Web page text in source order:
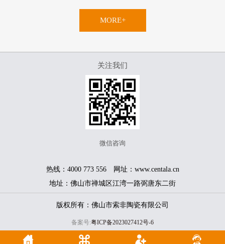
MORE+
关注我们
微信咨询
热线：4000 773 556 网址：www.centala.cn
地址：佛山市禅城区江湾一路弼唐东二街
版权所有：佛山市索非陶瓷有限公司
备案号:粤ICP备2023027412号-6